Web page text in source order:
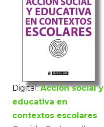
Digital: Acción social y
educativa en
contextos escolares